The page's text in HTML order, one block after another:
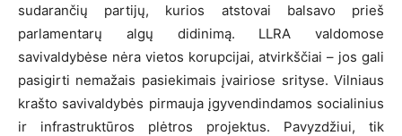
sudarančių partijų, kurios atstovai balsavo prieš
parlamentarų algų didinimą. LLRA valdomose
savivaldybėse nėra vietos korupcijai, atvirkščiai – jos gali
pasigirti nemažais pasiekimais įvairiose srityse. Vilniaus
krašto savivaldybės pirmauja įgyvendindamos socialinius
ir infrastruktūros plėtros projektus. Pavyzdžiui, tik